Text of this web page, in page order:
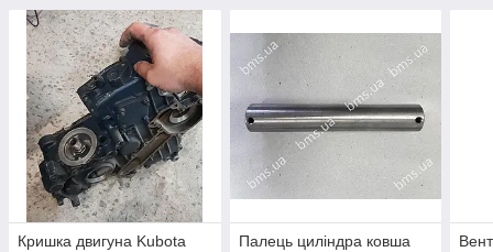
Кришка двигуна Kubota
Палець циліндра ковша